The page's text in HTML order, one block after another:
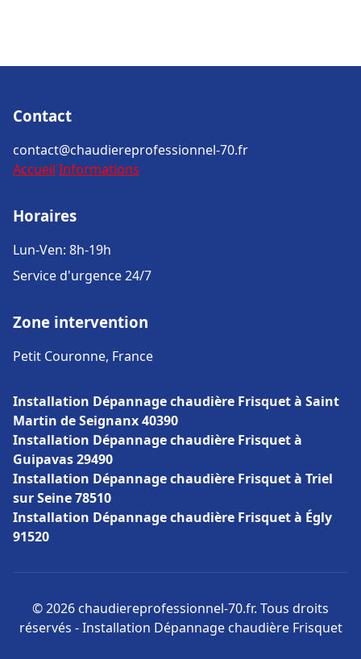
Contact
contact@chaudiereprofessionnel-70.fr
Accueil Informations
Horaires
Lun-Ven: 8h-19h
Service d'urgence 24/7
Zone intervention
Petit Couronne, France
Installation Dépannage chaudière Frisquet à Saint
Martin de Seignanx 40390
Installation Dépannage chaudière Frisquet à
Guipavas 29490
Installation Dépannage chaudière Frisquet à Triel
sur Seine 78510
Installation Dépannage chaudière Frisquet à Égly
91520
© 2026 chaudiereprofessionnel-70.fr. Tous droits
réservés - Installation Dépannage chaudière Frisquet